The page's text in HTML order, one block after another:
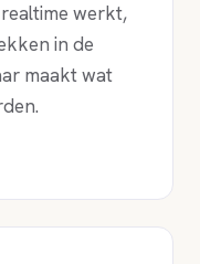
werkt,
in de
maakt wat